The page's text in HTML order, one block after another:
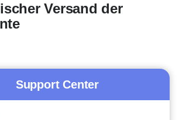
Versand der
Support Center